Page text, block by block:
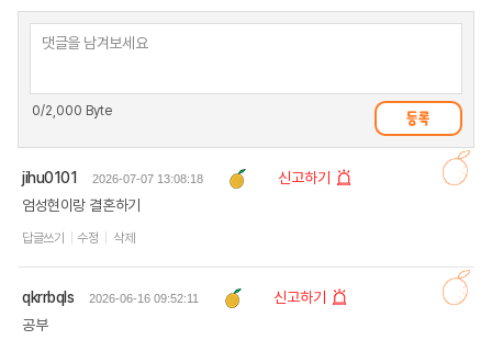
0/2,000 Byte
jihu0101 2026-07-07 13:08:18
신고하기
엄성현이랑 결혼하기
답글쓰기 수정 삭제
qkrrbqls 2026-06-16 09:52:11
신고하기
공부